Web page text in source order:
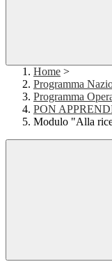
Home >
Programma
Programma
PON
Modulo "Alla